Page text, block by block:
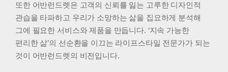
또한 어반런드렛은 고객의 신뢰를 잃는 고루한 디자인적
관습을 타파하고 우리가 소망하는 삶을 집요하게 분석해
그에 필요한 서비스와 제품을 만듭니다. ‘지속 가능한
편리한 삶’의 선순환을 이끄는 라이프스타일 전문가가 되는
것이 어반런드렛의 비전입니다.